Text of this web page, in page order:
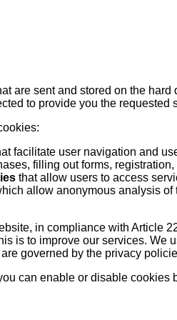
are sent and stored on the
to provide you the
facilitate user navigation and
filling out forms,
that allow users to access
allow anonymous analysis
in compliance with Article
is to improve our services.
governed by the privacy
can enable or disable cookies